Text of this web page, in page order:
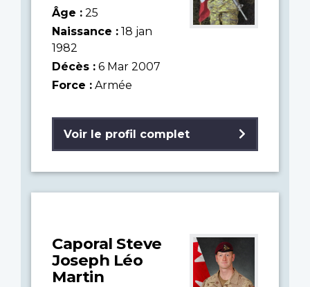
Âge : 25
Naissance : 18 jan
1982
Décès : 6 Mar 2007
Force : Armée
Voir le profil complet
Caporal Steve
Joseph Léo
Martin